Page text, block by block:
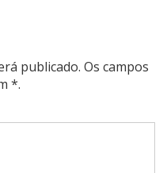
publicado. Os campos
*.